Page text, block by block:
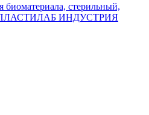
биоматериала, стерильный,
ПЛАСТИЛАБ ИНДУСТРИЯ